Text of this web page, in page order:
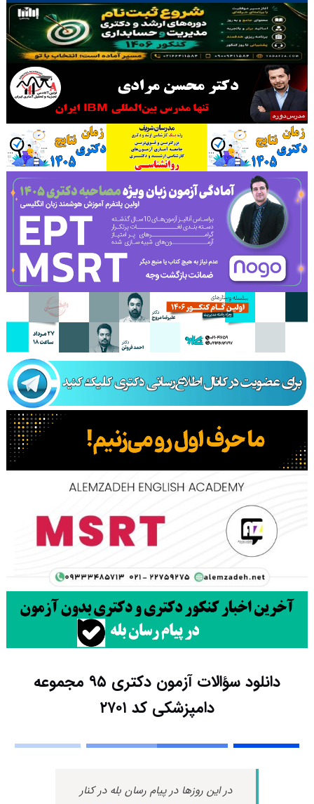
دانلود سؤالات آزمون دکتری ۹۵ مجموعه
دامپزشکی کد ۲۷۰۱
در این روزها در پیام رسان بله در کنار